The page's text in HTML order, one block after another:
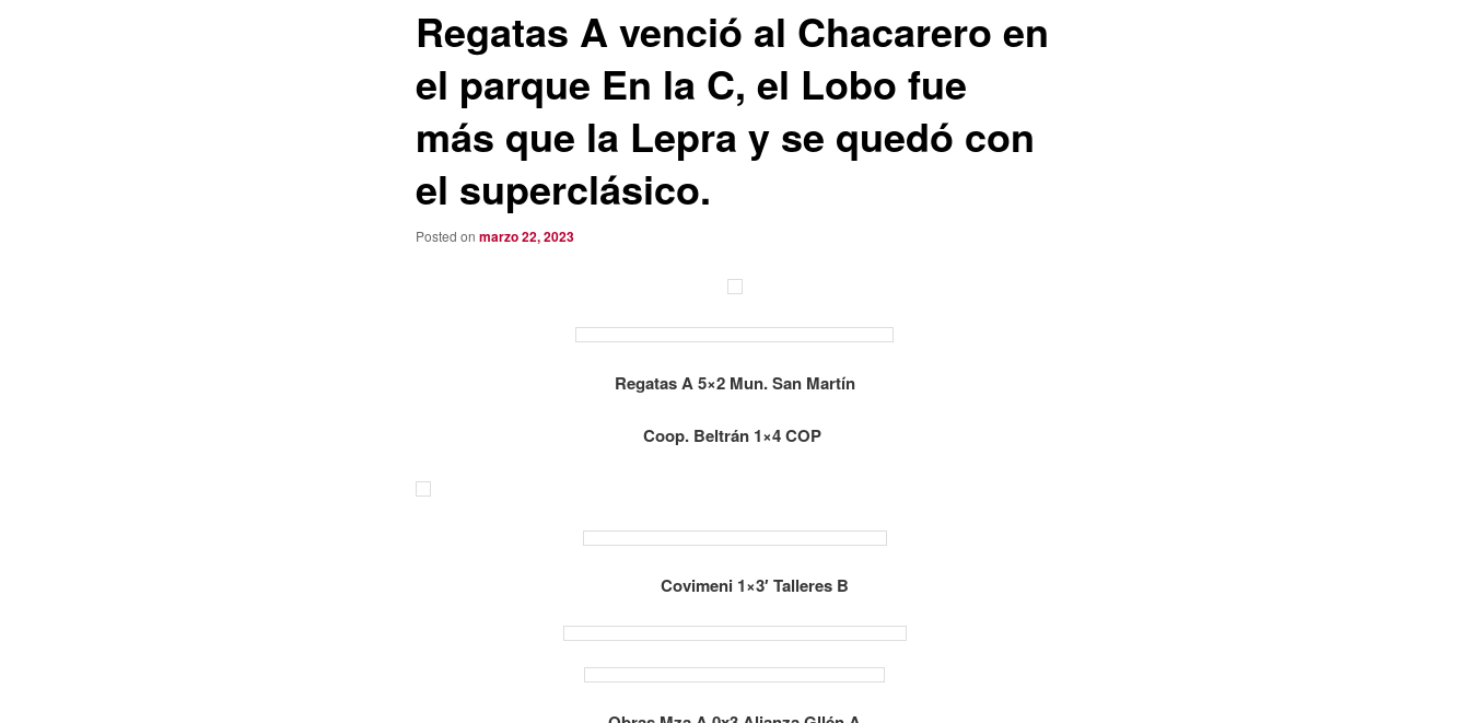
Regatas A venció al Chacarero en
el parque En la C, el Lobo fue
más que la Lepra y se quedó con
el superclásico.
Posted on marzo 22, 2023
Regatas A 5×2 Mun. San Martín
Coop. Beltrán 1×4 COP
Covimeni 1×3′ Talleres B